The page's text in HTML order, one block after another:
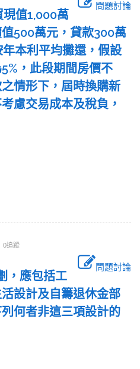
問題討論
現值1,000萬
500萬元，貸款300萬
本利平均攤還，假設
，此段期間房價不
情形下，屆時換購新
慮交易成本及稅負，
0追蹤
問題討論
，應包括工
設計及自籌退休金部
何者非這三項設計的